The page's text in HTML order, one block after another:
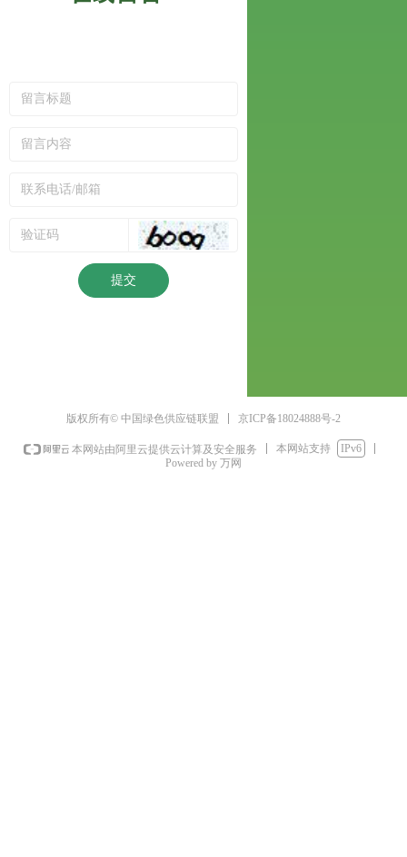
提交
版权所有© 中国绿色供应链联盟 京ICP备18024888号-2
本网站由阿里云提供云计算及安全服务 本网站支持
IPv6
Powered by 万网